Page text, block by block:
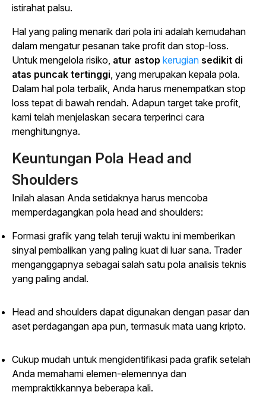
istirahat palsu.
Hal yang paling menarik dari pola ini adalah kemudahan
dalam mengatur pesanan take profit dan stop-loss.
Untuk mengelola risiko, atur astop kerugian sedikit di
atas puncak tertinggi , yang merupakan kepala pola.
Dalam hal pola terbalik, Anda harus menempatkan stop
loss tepat di bawah rendah. Adapun target take profit,
kami telah menjelaskan secara terperinci cara
menghitungnya.
Keuntungan Pola Head and
Shoulders
Inilah alasan Anda setidaknya harus mencoba
memperdagangkan pola head and shoulders:
Formasi grafik yang telah teruji waktu ini memberikan
sinyal pembalikan yang paling kuat di luar sana. Trader
menganggapnya sebagai salah satu pola analisis teknis
yang paling andal.
Head and shoulders dapat digunakan dengan pasar dan
aset perdagangan apa pun, termasuk mata uang kripto.
Cukup mudah untuk mengidentifikasi pada grafik setelah
Anda memahami elemen-elemennya dan
mempraktikkannya beberapa kali.